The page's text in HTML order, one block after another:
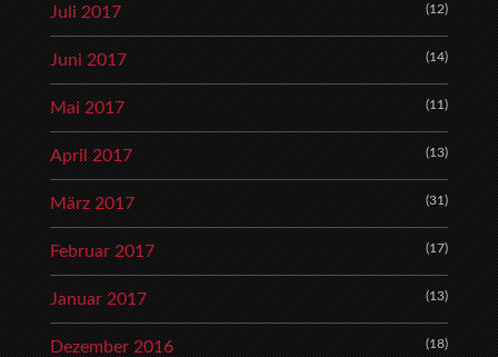
Juli 2017 (12)
Juni 2017 (14)
Mai 2017 (11)
April 2017 (13)
März 2017 (31)
Februar 2017 (17)
Januar 2017 (13)
Dezember 2016 (18)